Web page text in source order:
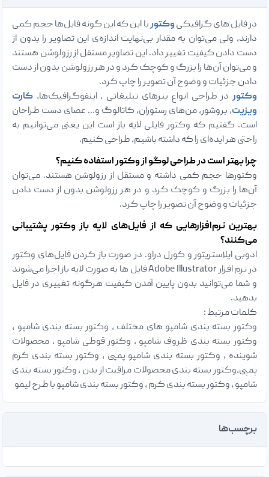
در فایل های گرافیکیوکتوربا این که این گونه فایل‌ها حجم کمی
دارند، ولی می‌توان به مقدار بی‌نهایت اندازه‌ی این تصاویر را بدون از
دست دادن کیفیت تغییر داد. این تصاویر مستقل از رزولوشن هستند
و می‌توان آن‌ها را بزرگ و کوچک کرد و در هر رزولوشن بدون از دست
دادن جزئیات و وضوح آن تصویر را چاپ کرد.
وکتوردر طراحی انواع بنرهای تبلیغاتی ، اینفوگرافیک‌ها، کارت
ویزیت‌، بروشور‌، من‌های رستوران‌، کاتالوگ و… عصای دست طراحان
است. گفتیم که وکتور فایلی لایه باز است این یعنی می‌توانیم به
راحتی هر ایده‌ای را که داشته باشیم، طراحی کنیم.
چرا بهتر است در طراحی لوگو از وکتور استفاده کنیم؟
وکتورها حجم کمی داشته و مستقل از رزولوشن هستند. می‌توان
آن‌ها را بزرگ و کوچک کرد و در هر رزولوشن بدون از دست دادن
جزئیات و وضوح آن تصویر را چاپ کرد.
بهترین نرم‌افزارهایی که از فایل‌های لایه باز وکتور پشتیبانی
می‌کنند؟
ادوبی ایلاستریتور و کورل دراو. در صورت باز کردن فایل‌های وکتور
در نرم افزار Adobe Illustrator فایل ها به صورت لایه باز اجرا می‌شوند
و شما می‌توانید بدون پایین آمدن کیفیت هرگونه تغییری در فایل
بدهید.
کلمات مرتبط :
وکتور بسته بندی شامپو های مختلف ، وکتور بسته بندی شامپو ،
وکتور بسته بندی ظروف شامپو ، وکتور قوطی شامپو ، محصولات
شوینده ، وکتور بسته بندی شامپو پمپی ، وکتور بسته بندی کرم
پمپی،وکتور بسته بندی محصولات مراقبت از بدن ، وکتور بسته بندی
شامپو ، وکتور بسته بندی کرم ، وکتور بسته بندی شامپو با طرح لیمو
برچسب‌ها